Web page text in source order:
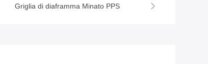
Griglia di diaframma Minato PPS